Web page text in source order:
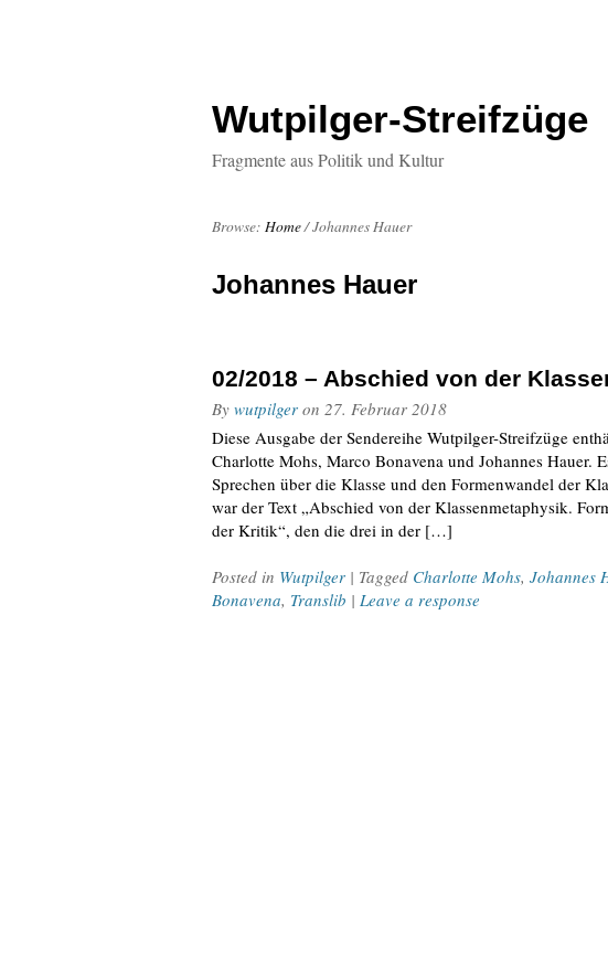
Wutpilger-Streifzüge
Fragmente aus Politik und Kultur
Browse: Home/Johannes Hauer
Johannes Hauer
02/2018 – Abschied von der
By wutpilger on 27. Februar 2018
Diese Ausgabe der Sendereihe Wutpilger-Streifzüge
Charlotte Mohs, Marco Bonavena und Johannes Hauer.
Sprechen über die Klasse und den Formenwandel der
war der Text „Abschied von der Klassenmetaphysik.
der Kritik“, den die drei in der […]
Posted in Wutpilger | Tagged Charlotte Mohs, Johannes
Bonavena, Translib | Leave a response